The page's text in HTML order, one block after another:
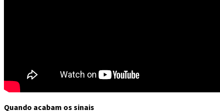
Quando acabam os sinais